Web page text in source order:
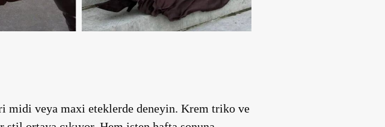
midi veya maxi eteklerde deneyin. Krem triko ve